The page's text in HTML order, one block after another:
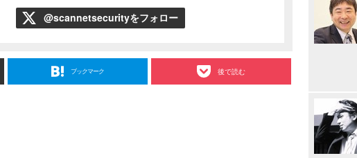
@scannetsecurityをフォロー
ブックマーク 後で読む